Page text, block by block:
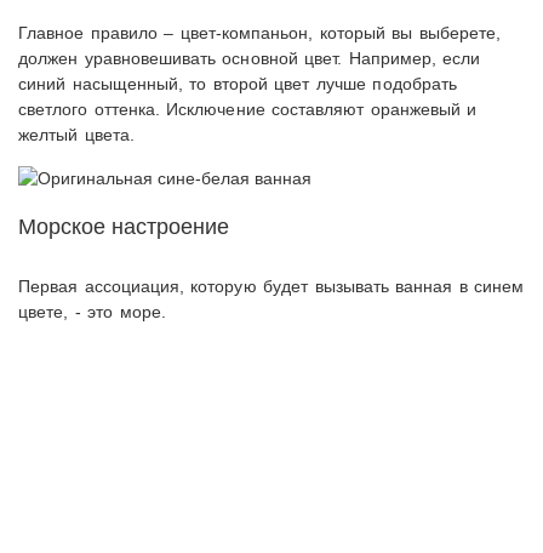
Главное правило – цвет-компаньон, который вы выберете,
должен уравновешивать основной цвет. Например, если
синий насыщенный, то второй цвет лучше подобрать
светлого оттенка. Исключение составляют оранжевый и
желтый цвета.
Морское настроение
Первая ассоциация, которую будет вызывать ванная в синем
цвете, - это море.